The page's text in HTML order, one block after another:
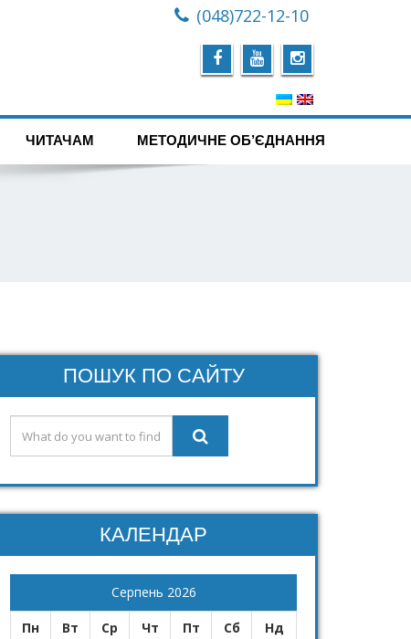
(048)722-12-10
ЧИТАЧАМ МЕТОДИЧНЕ ОБ’ЄДНАННЯ
ПОШУК ПО САЙТУ
КАЛЕНДАР
Серпень 2026
Пн Вт Ср Чт Пт Сб
Нд